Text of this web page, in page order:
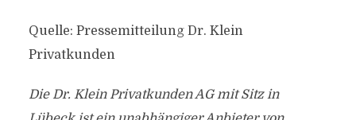
Quelle: Pressemitteilung Dr. Klein
Privatkunden
Die Dr. Klein Privatkunden AG mit Sitz in